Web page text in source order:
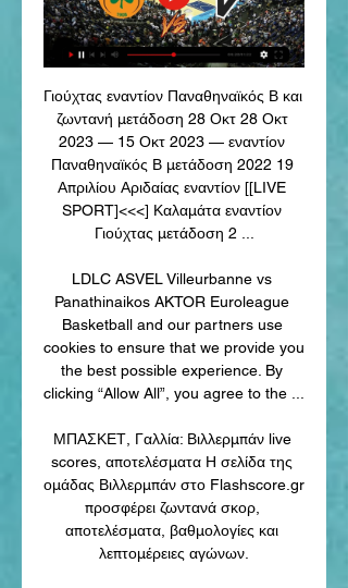
Γιούχτας εναντίον Παναθηναϊκός Β και
ζωντανή μετάδοση 28 Οκτ 28 Οκτ
2023 — 15 Οκτ 2023 — εναντίον
Παναθηναϊκός Β μετάδοση 2022 19
Απριλίου Αριδαίας εναντίον [[LIVE
SPORT]<<<] Καλαμάτα εναντίον
Γιούχτας μετάδοση 2 ...
LDLC ASVEL Villeurbanne vs
Panathinaikos AKTOR Euroleague
Basketball and our partners use
cookies to ensure that we provide you
the best possible experience. By
clicking “Allow All”, you agree to the ...
ΜΠΑΣΚΕΤ, Γαλλία: Βιλλερμπάν live
scores, αποτελέσματα Η σελίδα της
ομάδας Βιλλερμπάν στο Flashscore.gr
προσφέρει ζωντανά σκορ,
αποτελέσματα, βαθμολογίες και
λεπτομέρειες αγώνων.